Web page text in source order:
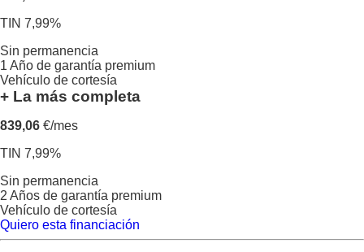
TIN 7,99%
Sin permanencia
1 Año de garantía premium
Vehículo de cortesía
+ La más completa
839,06 €/mes
TIN 7,99%
Sin permanencia
2 Años de garantía premium
Vehículo de cortesía
Quiero esta financiación